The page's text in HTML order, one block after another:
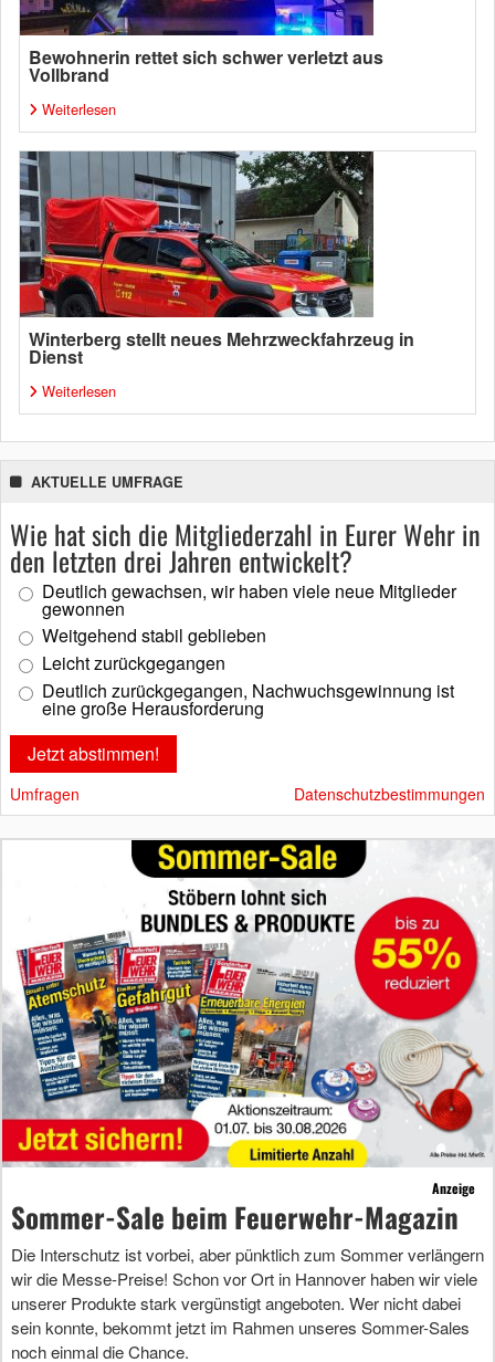
Bewohnerin rettet sich schwer verletzt aus
Vollbrand
Weiterlesen
Winterberg stellt neues Mehrzweckfahrzeug in
Dienst
Weiterlesen
AKTUELLE UMFRAGE
Wie hat sich die Mitgliederzahl in Eurer Wehr in
den letzten drei Jahren entwickelt?
Deutlich gewachsen, wir haben viele neue Mitglieder
gewonnen
Weitgehend stabil geblieben
Leicht zurückgegangen
Deutlich zurückgegangen, Nachwuchsgewinnung ist
eine große Herausforderung
Umfragen Datenschutzbestimmungen
Anzeige
Sommer-Sale beim Feuerwehr-Magazin
Die Interschutz ist vorbei, aber pünktlich zum Sommer verlängern
wir die Messe-Preise! Schon vor Ort in Hannover haben wir viele
unserer Produkte stark vergünstigt angeboten. Wer nicht dabei
sein konnte, bekommt jetzt im Rahmen unseres Sommer-Sales
noch einmal die Chance.